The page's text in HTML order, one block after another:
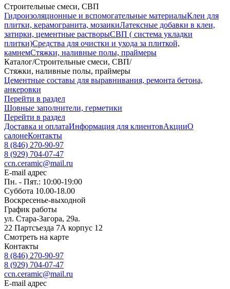
Строительные смеси, СВП
Гидроизоляционные и вспомогательные материалыКлеи для
плитки, керамогранита, мозаикиЛатексные добавки в клеи,
затирки, цементные растворыСВП ( система укладки
плитки)Средства для очистки и ухода за плиткой,
камнемСтяжки, наливные полы, праймеры
Каталог/Строительные смеси, СВП/
Стяжки, наливные полы, праймеры
Цементные составы для выравнивания, ремонта бетона,
анкеровки
Перейти в раздел
Шовные заполнители, герметики
Перейти в раздел
Доставка и оплатаИнформация для клиентовАкцииО
салонеКонтакты
8 (846) 270-90-97
8 (929) 704-07-47
ccn.ceramic@mail.ru
E-mail адрес
Пн. - Пят.: 10:00-19:00
Суббота 10.00-18.00
Воскресенье-выходной
График работы
ул. Стара-Загора, 29а.
22 Партсъезда 7А корпус 12
Смотреть на карте
Контакты
8 (846) 270-90-97
8 (929) 704-07-47
ccn.ceramic@mail.ru
E-mail адрес